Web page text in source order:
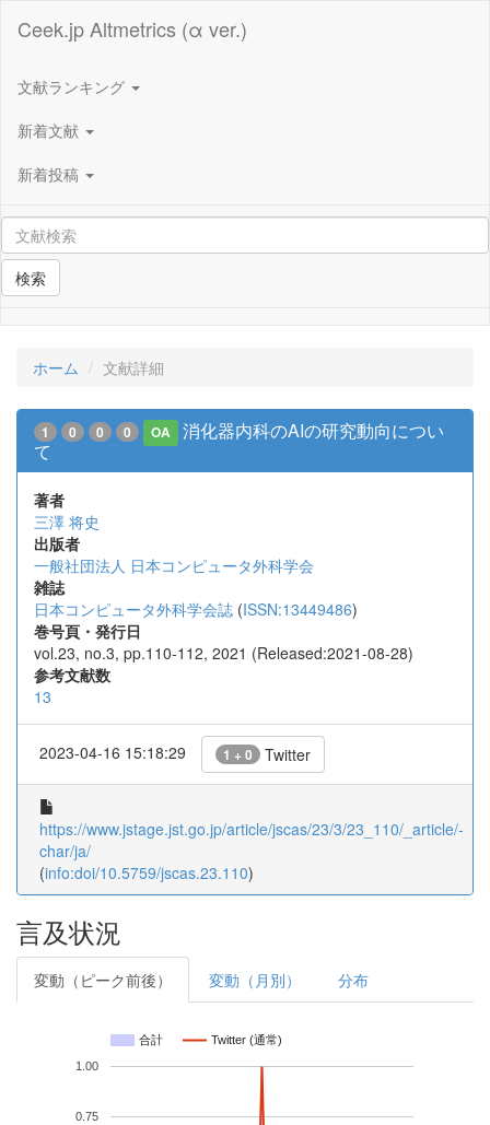
Ceek.jp Altmetrics (α ver.)
文献ランキング
新着文献
新着投稿
検索
ホーム 文献詳細
1 0 0 0 OA
消化器内科のAIの研究動向につい
て
著者
三澤 将史
出版者
一般社団法人 日本コンピュータ外科学会
雑誌
日本コンピュータ外科学会誌 (ISSN:13449486)
巻号頁・発行日
vol.23, no.3, pp.110-112, 2021 (Released:2021-08-28)
参考文献数
13
2023-04-16 15:18:29 1 + 0 Twitter
https://www.jstage.jst.go.jp/article/jscas/23/3/23_110/_article/-
char/ja/
(info:doi/10.5759/jscas.23.110)
言及状況
変動（ピーク前後） 変動（月別） 分布
合計 Twitter (通常)
0.75
1.00